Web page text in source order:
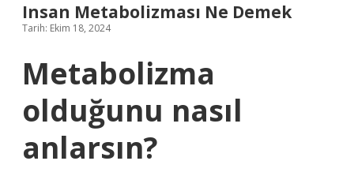
Insan Metabolizması Ne Demek
Tarih: Ekim 18, 2024
Metabolizma
olduğunu nasıl
anlarsın?